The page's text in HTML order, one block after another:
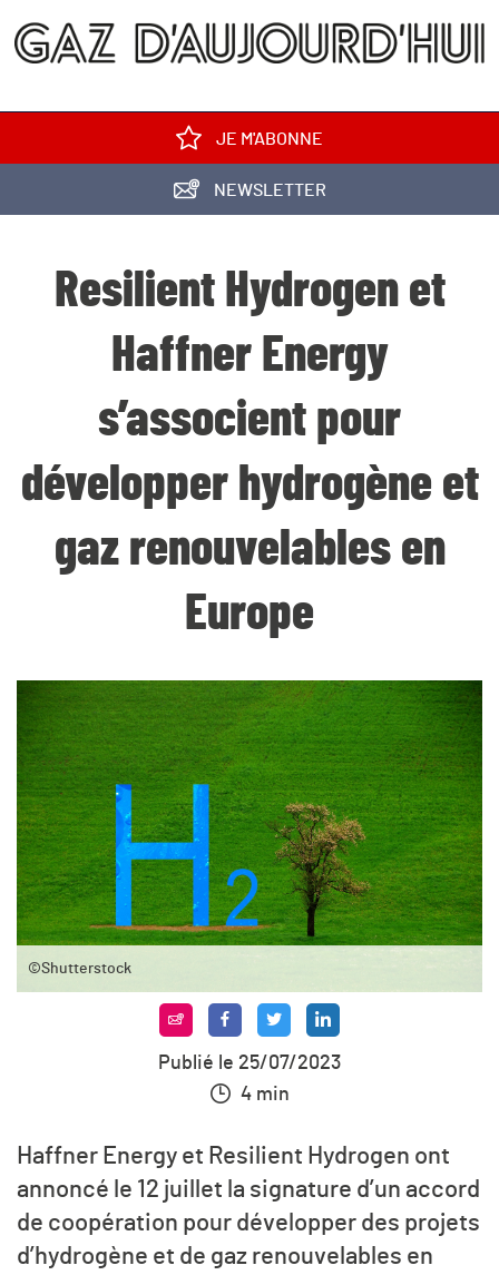
JE M'ABONNE
NEWSLETTER
Resilient Hydrogen et
Haffner Energy
s’associent pour
développer hydrogène et
gaz renouvelables en
Europe
©Shutterstock
Publié le 25/07/2023
4 min
Haffner Energy et Resilient Hydrogen ont
annoncé le 12 juillet la signature d’un accord
de coopération pour développer des projets
d’hydrogène et de gaz renouvelables en